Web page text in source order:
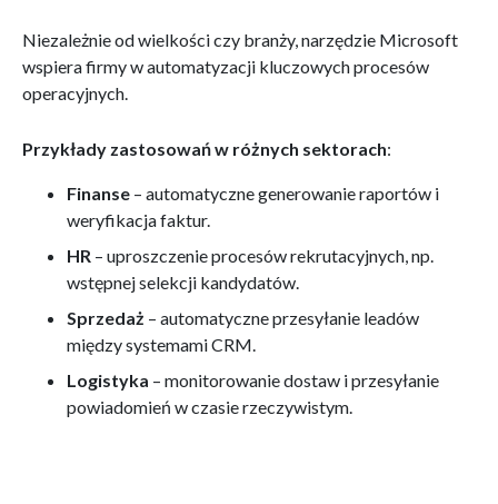
Niezależnie od wielkości czy branży, narzędzie Microsoft
wspiera firmy w automatyzacji kluczowych procesów
operacyjnych.
Przykłady zastosowań w różnych sektorach:
Finanse – automatyczne generowanie raportów i
weryfikacja faktur.
HR – uproszczenie procesów rekrutacyjnych, np.
wstępnej selekcji kandydatów.
Sprzedaż – automatyczne przesyłanie leadów
między systemami CRM.
Logistyka – monitorowanie dostaw i przesyłanie
powiadomień w czasie rzeczywistym.